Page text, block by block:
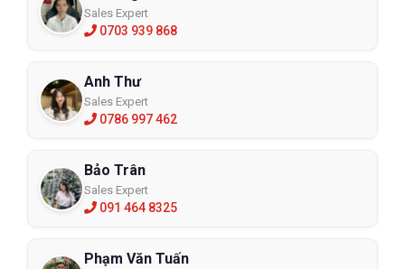
Sales Expert
0703 939 868
Anh Thư
Sales Expert
0786 997 462
Bảo Trân
Sales Expert
091 464 8325
Phạm Văn Tuấn